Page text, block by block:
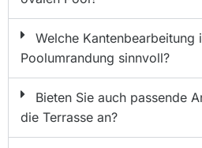
Welche Kantenbearbeitung
Poolumrandung sinnvoll?
Bieten Sie auch passende
die Terrasse an?